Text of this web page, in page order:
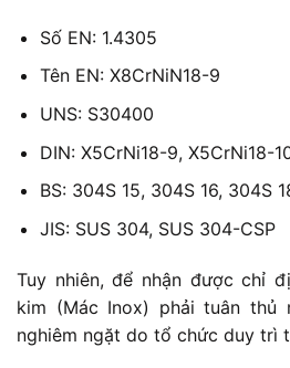
Số EN: 1.4305
Tên EN: X8CrNiN18-9
UNS: S30400
DIN: X5CrNi18-9, X5CrNi18-
BS: 304S 15, 304S 16, 304S
JIS: SUS 304, SUS 304-CSP
Tuy nhiên, để nhận được chỉ
kim (Mác Inox) phải tuân thủ
nghiêm ngặt do tổ chức duy trì